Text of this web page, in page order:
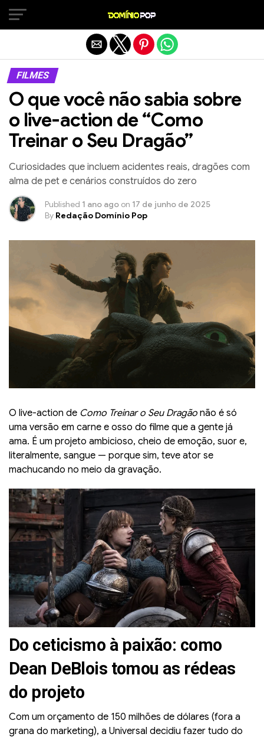
FILMES
O que você não sabia sobre
o live-action de “Como
Treinar o Seu Dragão”
Curiosidades que incluem acidentes reais, dragões com
alma de pet e cenários construídos do zero
Published 1 ano ago on 17 de junho de 2025
By Redação Domínio Pop
O live-action de Como Treinar o Seu Dragão não é só
uma versão em carne e osso do filme que a gente já
ama. É um projeto ambicioso, cheio de emoção, suor e,
literalmente, sangue — porque sim, teve ator se
machucando no meio da gravação.
Do ceticismo à paixão: como
Dean DeBlois tomou as rédeas
do projeto
Com um orçamento de 150 milhões de dólares (fora a
grana do marketing), a Universal decidiu fazer tudo do
Sair da versão mobile